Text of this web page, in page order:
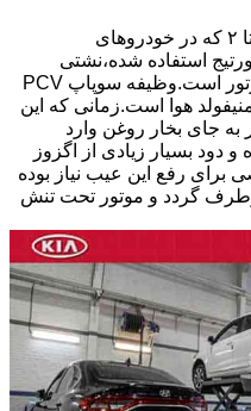
یکی از ایرادات شایع در موتور های تتا ۲ که در خودروهای
استفاده شده،نشتی
سوپاپ PCV در درب سوپاپ این موتور است.وظیفه سوپاپ PCV
هوا است.زمانی که این
جای بخار روغن وارد
بسیار زیادی از اگزوز
رفع این عیب نیاز بوده
گردد و موتور تحت تنش